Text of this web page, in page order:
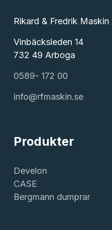
Rikard & Fredrik Maskin
Vinbäcksleden 14
732 49 Arboga
0589- 172 00
info@rfmaskin.se
Produkter
Develon
CASE
Bergmann dumprar